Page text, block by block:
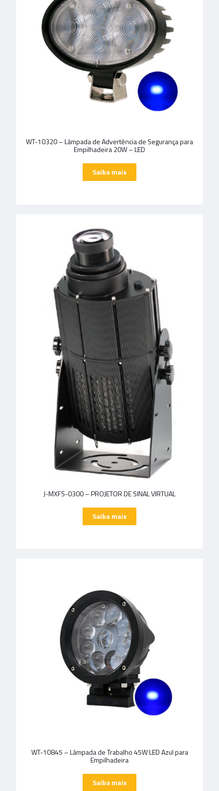
WT-10320 – Lâmpada de Advertência de Segurança para
Empilhadeira 20W – LED
J-MXFS-0300 – PROJETOR DE SINAL VIRTUAL
WT-10845 – Lâmpada de Trabalho 45W LED Azul para
Empilhadeira